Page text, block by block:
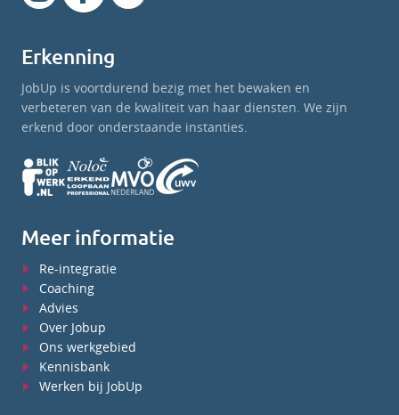
Erkenning
JobUp is voortdurend bezig met het bewaken en
verbeteren van de kwaliteit van haar diensten. We zijn
erkend door onderstaande instanties.
Meer informatie
Re-integratie
Coaching
Advies
Over Jobup
Ons werkgebied
Kennisbank
Werken bij JobUp